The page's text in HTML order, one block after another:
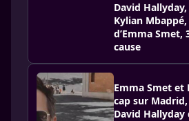
David
Kylian
d’Emma Smet,
cause
Emma Smet et
cap sur Madrid,
David Hallyday